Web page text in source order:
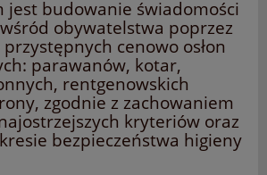
jest budowanie świadomości
obywatelstwa poprzez
cenowo osłon
parawanów, kotar,
rentgenowskich
zgodnie z zachowaniem
kryteriów oraz
bezpieczeństwa higieny